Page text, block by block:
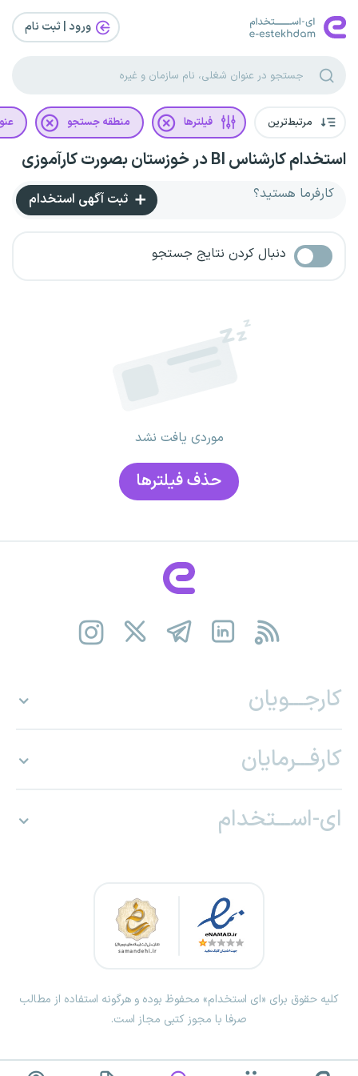
ورود | ثبت‌ نام
مرتبط‌ترین فیلترها منطقه جستجو
استخدام کارشناس BI در خوزستان بصورت کارآموزی
کارفرما هستید؟ ثبت آگهی استخدام
دنبال کردن نتایج جستجو
موردی یافت نشد
حذف فیلتر‌ها
کارجـــویان
کارفـــرمایان
ای-اســـتخدام
کلیه حقوق برای «ای استخدام» محفوظ بوده و هرگونه استفاده از مطالب
صرفا با مجوز کتبی مجاز است.